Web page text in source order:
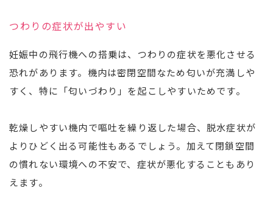
つわりの症状が出やすい
妊娠中の飛行機への搭乗は、つわりの症状を悪化させる
恐れがあります。機内は密閉空間なため匂いが充満しや
すく、特に「匂いづわり」を起こしやすいためです。
乾燥しやすい機内で嘔吐を繰り返した場合、脱水症状が
よりひどく出る可能性もあるでしょう。加えて閉鎖空間
の慣れない環境への不安で、症状が悪化することもあり
えます。